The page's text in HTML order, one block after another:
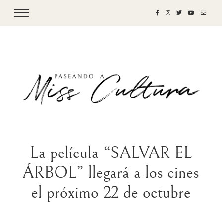
La película “SALVAR EL
ÁRBOL” llegará a los cines
el próximo 22 de octubre